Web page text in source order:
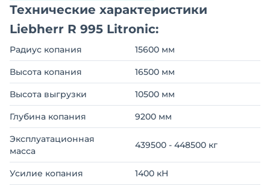
Технические характеристики
Liebherr R 995 Litronic:
Радиус копания 15600 мм
Высота копания 16500 мм
Высота выгрузки 10500 мм
Глубина копания 9200 мм
Эксплуатационная
масса
439500 - 448500 кг
Усилие копания 1400 кН